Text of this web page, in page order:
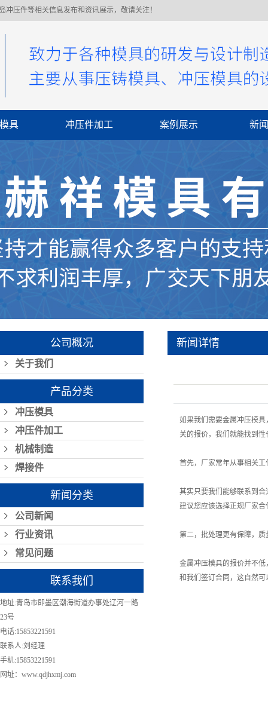
冲压件等相关信息发布和资讯展示，敬请关注！
具 冲压件加工 案例展示 新
常
公司概况
关于我们
产品分类
冲压模具
冲压件加工
机械制造
焊接件
新闻分类
公司新闻
行业资讯
常见问题
联系我们
地址:青岛市即墨区潮海街道办事处辽河一路
23号
电话:15853221591
联系人:刘经理
手机:15853221591
网址：www.qdjhxmj.com
新闻详情
如果我们需要金属冲压模
关的报价，我们就能找到
首先，厂家常年从事相关工
其实只要我们能够联系到
建议您应该选择正规厂家
第二，批处理更有保障，质
金属冲压模具的报价并不
和我们签订合同，这自然